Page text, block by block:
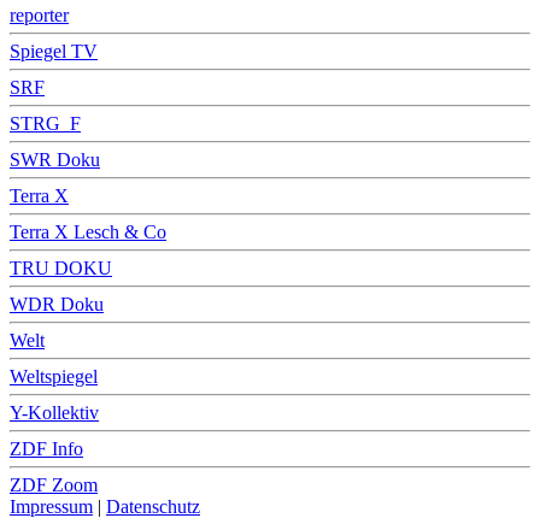
reporter
Spiegel TV
SRF
STRG_F
SWR Doku
Terra X
Terra X Lesch & Co
TRU DOKU
WDR Doku
Welt
Weltspiegel
Y-Kollektiv
ZDF Info
ZDF Zoom
Impressum | Datenschutz